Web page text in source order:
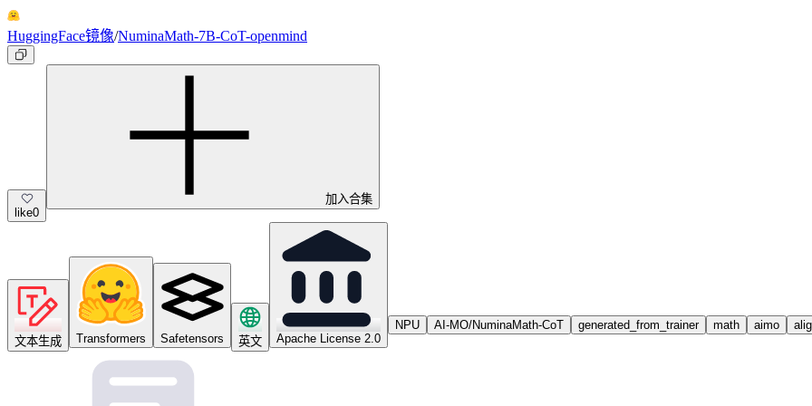
HuggingFace镜像/NuminaMath-7B-CoT-openmind
like0
加入合集
文本生成 Transformers Safetensors 英文 Apache License 2.0
NPU AI-MO/NuminaMath-CoT generated_from_trainer math aimo